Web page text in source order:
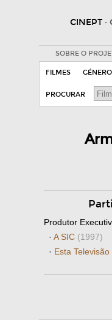
CINEPT ·
SOBRE O
FILMES
PROCURAR
Produtor
· A SIC (1997)
· Esta Televisão